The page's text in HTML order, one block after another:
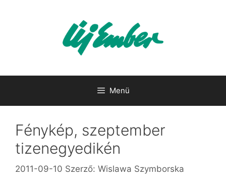
Menü
Fénykép, szeptember
tizenegyedikén
2011-09-10 Szerző: Wislawa Szymborska